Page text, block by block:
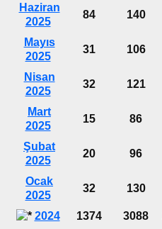
Haziran
2025
84 140
Mayıs
2025
31 106
Nisan
2025
32 121
Mart
2025
15 86
Şubat
2025
20 96
Ocak
2025
32 130
2024 1374 3088